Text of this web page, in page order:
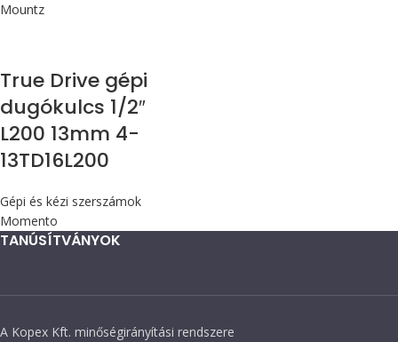
Mountz
True Drive gépi
dugókulcs 1/2″
L200 13mm 4-
13TD16L200
Gépi és kézi szerszámok
Momento
TANÚSÍTVÁNYOK
A Kopex Kft. minőségirányítási rendszere